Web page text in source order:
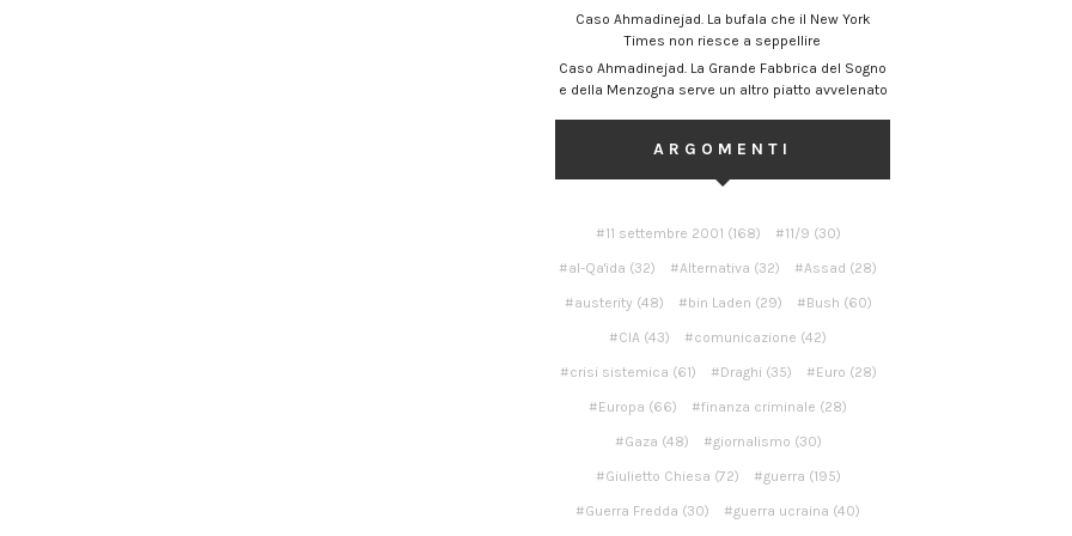
Caso Ahmadinejad. La bufala che il New York
Times non riesce a seppellire
Caso Ahmadinejad. La Grande Fabbrica del Sogno
e della Menzogna serve un altro piatto avvelenato
ARGOMENTI
11 settembre 2001 (168) 11/9 (30)
al-Qa'ida (32) Alternativa (32) Assad (28)
austerity (48) bin Laden (29) Bush (60)
CIA (43) comunicazione (42)
crisi sistemica (61) Draghi (35) Euro (28)
Europa (66) finanza criminale (28)
Gaza (48) giornalismo (30)
Giulietto Chiesa (72) guerra (195)
Guerra Fredda (30) guerra ucraina (40)